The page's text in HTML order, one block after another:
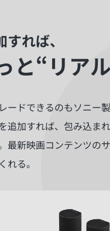
れば、
“リアル
ードできるのもソニー
追加すれば、包み込ま
最新映画コンテンツの
る。